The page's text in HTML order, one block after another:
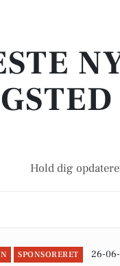
Hold dig
SPONSORERET 26-